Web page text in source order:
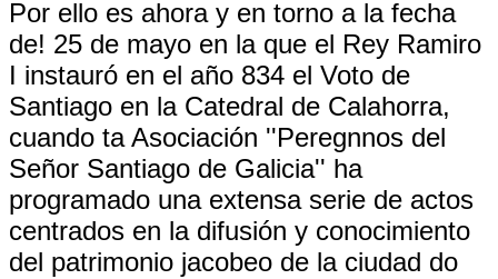
Por ello es ahora y en torno a la fecha
de! 25 de mayo en la que el Rey Ramiro
I instauró en el año 834 el Voto de
Santiago en la Catedral de Calahorra,
cuando ta Asociación ''Peregnnos del
Señor Santiago de Galicia'' ha
programado una extensa serie de actos
centrados en la difusión y conocimiento
del patrimonio jacobeo de la ciudad do